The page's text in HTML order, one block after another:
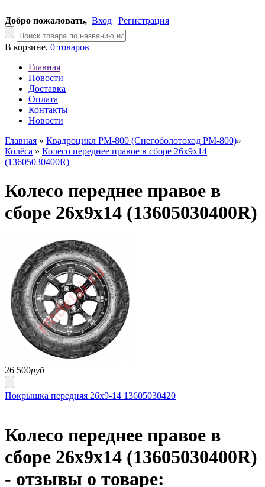
Добро пожаловать, Вход | Регистрация
В корзине, 0 товаров
Главная
Новости
Доставка
Оплата
Контакты
Новости
Главная » Квадроцикл РМ-800 (Снегоболотоход РМ-800)»
Колёса » Колесо переднее правое в сборе 26x9x14
(13605030400R)
Колесо переднее правое в
сборе 26x9x14 (13605030400R)
26 500руб
Покрышка передняя 26x9-14 13605030420
Колесо переднее правое в
сборе 26x9x14 (13605030400R)
- отзывы о товаре: